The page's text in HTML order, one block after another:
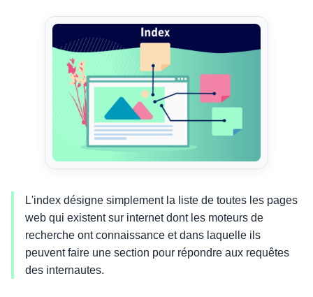
L'index désigne simplement la liste de toutes les pages
web qui existent sur internet dont les moteurs de
recherche ont connaissance et dans laquelle ils
peuvent faire une section pour répondre aux requêtes
des internautes.